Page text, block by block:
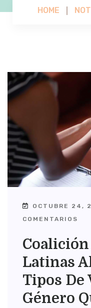
HOME
OCTUBRE 24,
COMENTARIOS
Latinas
Tipos De
Género